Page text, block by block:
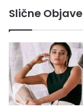
Slične Objave